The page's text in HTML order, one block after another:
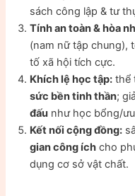
sách công lập & tư
Tính an toàn & hòa
(nam nữ tập chung),
tố xã hội tích cực.
Khích lệ học tập: thể
sức bền tinh thần;
đấu như học bổng/
Kết nối cộng đồng:
gian công ích cho
dụng cơ sở vật chất.